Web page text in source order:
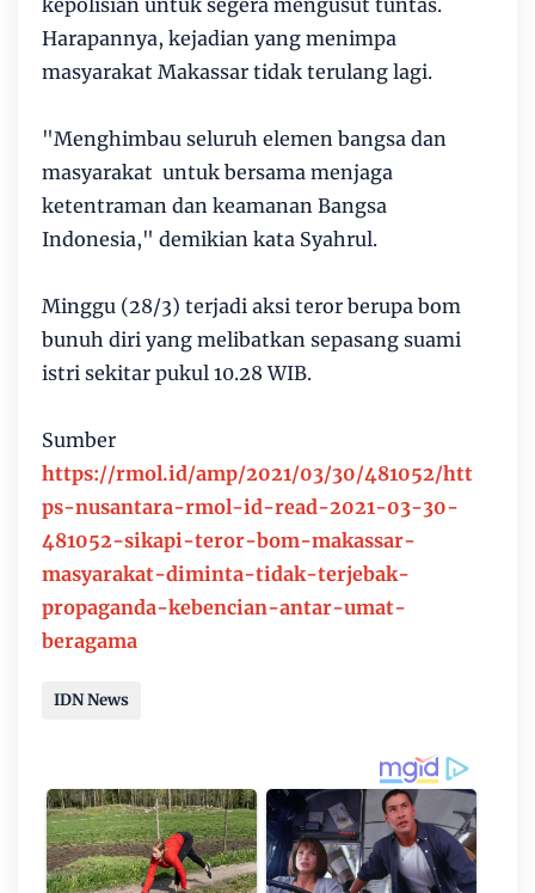
kepolisian untuk segera mengusut tuntas.
Harapannya, kejadian yang menimpa
masyarakat Makassar tidak terulang lagi.
"Menghimbau seluruh elemen bangsa dan
masyarakat untuk bersama menjaga
ketentraman dan keamanan Bangsa
Indonesia," demikian kata Syahrul.
Minggu (28/3) terjadi aksi teror berupa bom
bunuh diri yang melibatkan sepasang suami
istri sekitar pukul 10.28 WIB.
Sumber
https://rmol.id/amp/2021/03/30/481052/htt
ps-nusantara-rmol-id-read-2021-03-30-
481052-sikapi-teror-bom-makassar-
masyarakat-diminta-tidak-terjebak-
propaganda-kebencian-antar-umat-
beragama
IDN News